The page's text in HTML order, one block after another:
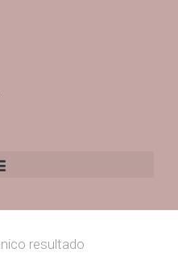
resultado